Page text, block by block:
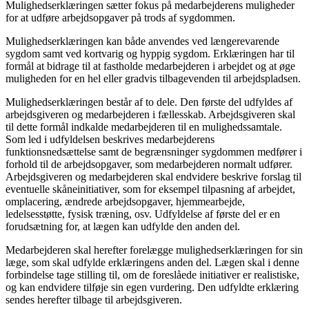
Mulighedserklæringen sætter fokus på medarbejderens muligheder
for at udføre arbejdsopgaver på trods af sygdommen.
Mulighedserklæringen kan både anvendes ved længerevarende
sygdom samt ved kortvarig og hyppig sygdom. Erklæringen har til
formål at bidrage til at fastholde medarbejderen i arbejdet og at øge
muligheden for en hel eller gradvis tilbagevenden til arbejdspladsen.
Mulighedserklæringen består af to dele. Den første del udfyldes af
arbejdsgiveren og medarbejderen i fællesskab. Arbejdsgiveren skal
til dette formål indkalde medarbejderen til en mulighedssamtale.
Som led i udfyldelsen beskrives medarbejderens
funktionsnedsættelse samt de begrænsninger sygdommen medfører i
forhold til de arbejdsopgaver, som medarbejderen normalt udfører.
Arbejdsgiveren og medarbejderen skal endvidere beskrive forslag til
eventuelle skåneinitiativer, som for eksempel tilpasning af arbejdet,
omplacering, ændrede arbejdsopgaver, hjemmearbejde,
ledelsesstøtte, fysisk træning, osv. Udfyldelse af første del er en
forudsætning for, at lægen kan udfylde den anden del.
Medarbejderen skal herefter forelægge mulighedserklæringen for sin
læge, som skal udfylde erklæringens anden del. Lægen skal i denne
forbindelse tage stilling til, om de foreslåede initiativer er realistiske,
og kan endvidere tilføje sin egen vurdering. Den udfyldte erklæring
sendes herefter tilbage til arbejdsgiveren.